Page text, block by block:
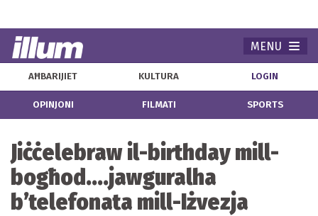
MENU
AĦBARIJIET KULTURA LOGIN
OPINJONI FILMATI SPORTS
Jiċċelebraw il-birthday mill-
bogħod....jawguralha
b’telefonata mill-Iżvezja